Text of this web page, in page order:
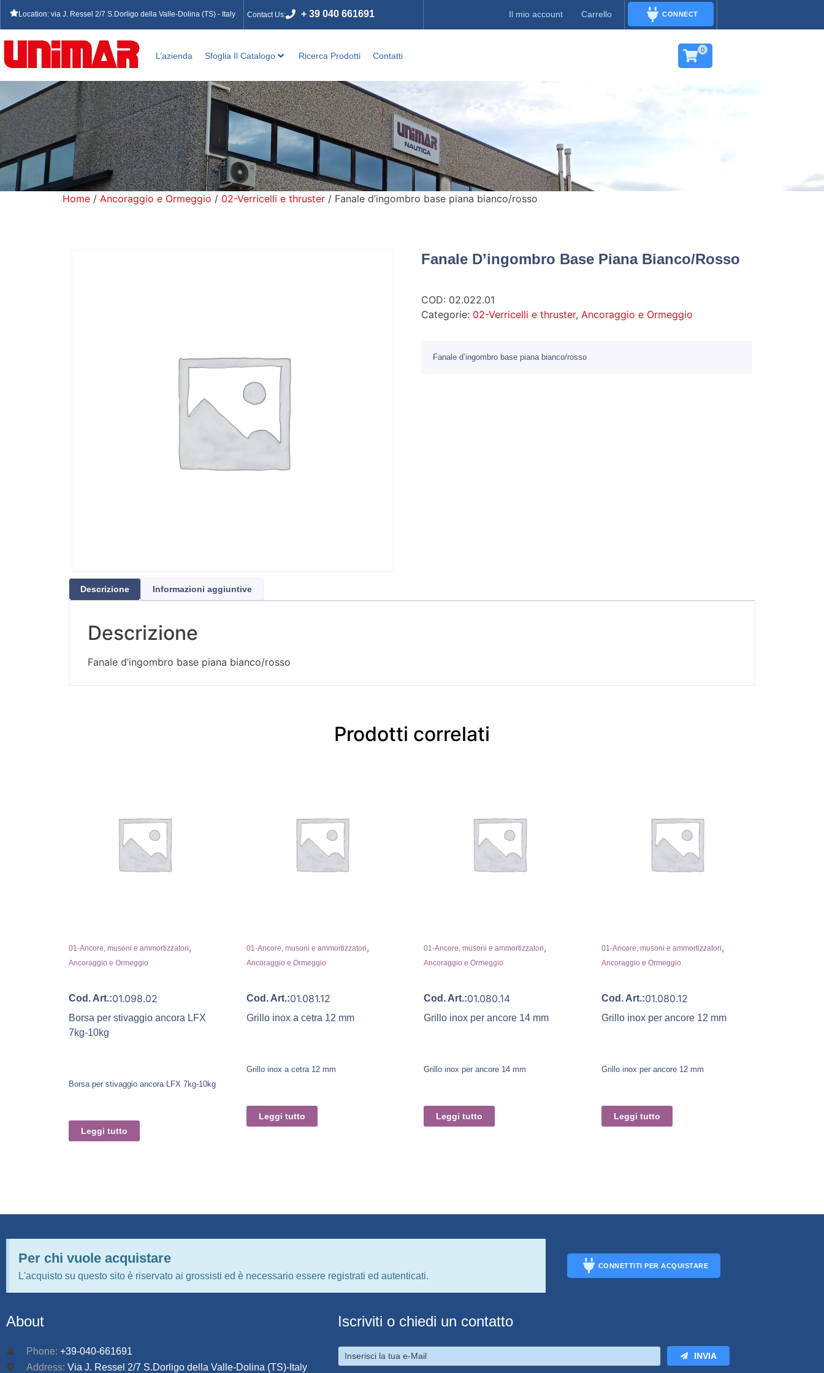
Location: via J. Ressel 2/7 S.Dorligo della Valle-Dolina (TS) - Italy Contact Us: + 39 040 661691 Il mio account Carrello CONNECT
L’azienda Sfoglia Il Catalogo Ricerca Prodotti Contatti
0
Home / Ancoraggio e Ormeggio / 02-Verricelli e thruster / Fanale d’ingombro base piana bianco/rosso
Fanale D’ingombro Base Piana Bianco/rosso
COD: 02.022.01
Categorie: 02-Verricelli e thruster, Ancoraggio e Ormeggio
Fanale d’ingombro base piana bianco/rosso
Descrizione Informazioni aggiuntive
Descrizione
Fanale d’ingombro base piana bianco/rosso
Prodotti correlati
01-Ancore, musoni e ammortizzatori,
Ancoraggio e Ormeggio
Cod. Art.:01.098.02
Borsa per stivaggio ancora LFX
7kg-10kg
Borsa per stivaggio ancora LFX 7kg-10kg
Leggi tutto
01-Ancore, musoni e ammortizzatori,
Ancoraggio e Ormeggio
Cod. Art.:01.081.12
Grillo inox a cetra 12 mm
Grillo inox a cetra 12 mm
Leggi tutto
01-Ancore, musoni e ammortizzatori,
Ancoraggio e Ormeggio
Cod. Art.:01.080.14
Grillo inox per ancore 14 mm
Grillo inox per ancore 14 mm
Leggi tutto
01-Ancore, musoni e ammortizzatori,
Ancoraggio e Ormeggio
Cod. Art.:01.080.12
Grillo inox per ancore 12 mm
Grillo inox per ancore 12 mm
Leggi tutto
Per chi vuole acquistare
L'acquisto su questo sito è riservato ai grossisti ed è necessario essere registrati ed autenticati.
CONNETTITI PER ACQUISTARE
About
Phone: +39-040-661691
Address: Via J. Ressel 2/7 S.Dorligo della Valle-Dolina (TS)-Italy
Iscriviti o chiedi un contatto
INVIA